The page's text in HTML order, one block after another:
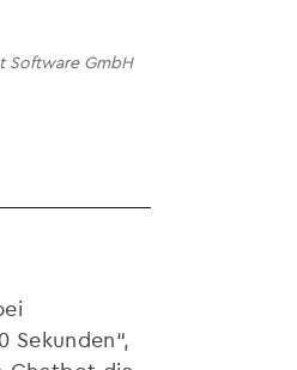
Software GmbH